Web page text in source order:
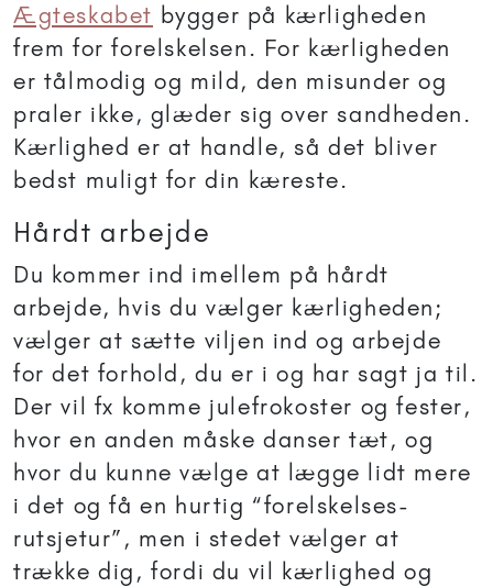
Ægteskabet bygger på kærligheden
frem for forelskelsen. For kærligheden
er tålmodig og mild, den misunder og
praler ikke, glæder sig over sandheden.
Kærlighed er at handle, så det bliver
bedst muligt for din kæreste.
Hårdt arbejde
Du kommer ind imellem på hårdt
arbejde, hvis du vælger kærligheden;
vælger at sætte viljen ind og arbejde
for det forhold, du er i og har sagt ja til.
Der vil fx komme julefrokoster og fester,
hvor en anden måske danser tæt, og
hvor du kunne vælge at lægge lidt mere
i det og få en hurtig “forelskelses-
rutsjetur”, men i stedet vælger at
trække dig, fordi du vil kærlighed og